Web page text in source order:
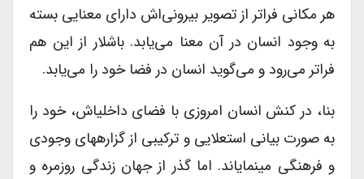
هر مکانی فراتر از تصویر بیرونی‌اش دارای معنایی بسته
به وجود انسان در آن معنا می‌یابد. باشلار از این هم
فراتر می‌رود و می‌گوید انسان در فضا خود را می‌یابد.
بنا، در کنش انسان امروزی با فضای داخلی­اش، خود را
به صورت بیانی استعلایی و ترکیبی از گزاره­های وجودی
و فرهنگی می­نمایاند. اما گذر از جهان زندگی روزمره و